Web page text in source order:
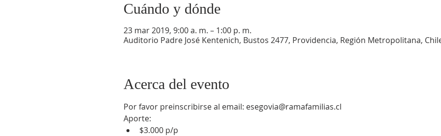
Cuándo y dónde
23 mar 2019, 9:00 a. m. – 1:00 p. m.
Auditorio Padre José Kentenich, Bustos 2477, Providencia, Región Metropolitana,
Acerca del evento
Por favor preinscribirse al email: esegovia@ramafamilias.cl
Aporte:
$3.000 p/p